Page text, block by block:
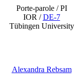
Porte-parole / PI
IOR /DE-7
Tübingen University
Alexandra Rebsam